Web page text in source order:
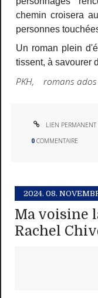
chemin croisera
personnes
Un roman plein
tissent, à savourer
PKH, romans ados
LIEN PERMANENT
0 COMMENTAIRE
2024. 08.
Ma voisine
Rachel